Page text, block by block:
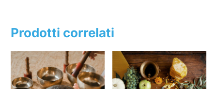
Prodotti correlati